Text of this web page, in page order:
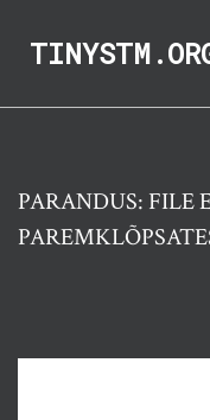
PARANDUS: FILE